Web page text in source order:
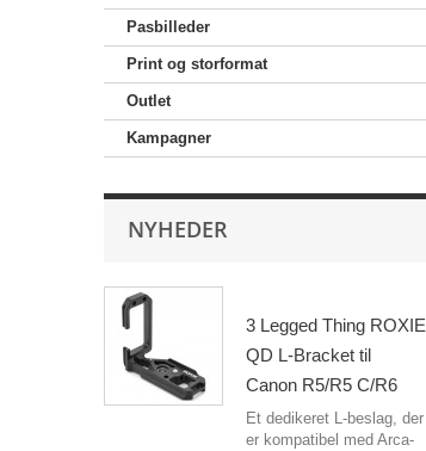
Pasbilleder
Print og storformat
Outlet
Kampagner
NYHEDER
3 Legged Thing ROXIE
QD L-Bracket til
Canon R5/R5 C/R6
Et dedikeret L-beslag, der
er kompatibel med Arca-